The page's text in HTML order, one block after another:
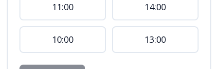
11:00 14:00
10:00 13:00